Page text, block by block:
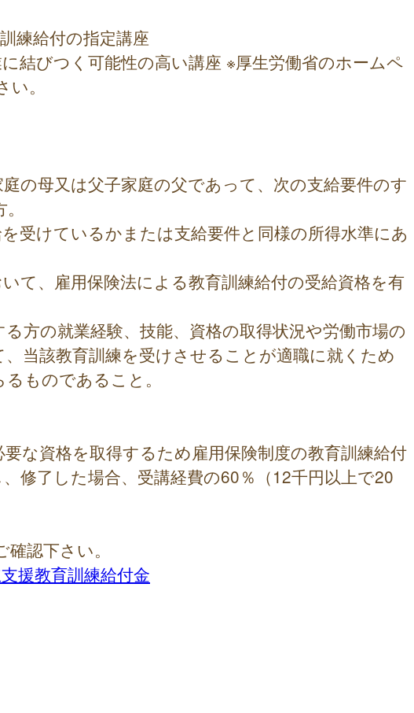
練給付の指定講座
結びつく可能性の高い講座 ※厚生労働省のホームペ
。
の母又は父子家庭の父であって、次の支給要件のす
を受けているかまたは支給要件と同様の所得水準にあ
いて、雇用保険法による教育訓練給付の受給資格を有
る方の就業経験、技能、資格の取得状況や労働市場の
当該教育訓練を受けさせることが適職に就くため
ものであること。
な資格を取得するため雇用保険制度の教育訓練給付
修了した場合、受講経費の60％（12千円以上で20
認下さい。
援教育訓練給付金